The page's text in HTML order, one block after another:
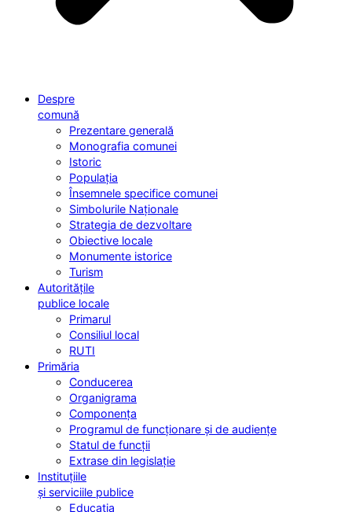
Despre
comună
Prezentare generală
Monografia comunei
Istoric
Populația
Însemnele specifice comunei
Simbolurile Naționale
Strategia de dezvoltare
Obiective locale
Monumente istorice
Turism
Autoritățile
publice locale
Primarul
Consiliul local
RUTI
Primăria
Conducerea
Organigrama
Componența
Programul de funcționare și de audiențe
Statul de funcții
Extrase din legislație
Instituțiile
și serviciile publice
Educația